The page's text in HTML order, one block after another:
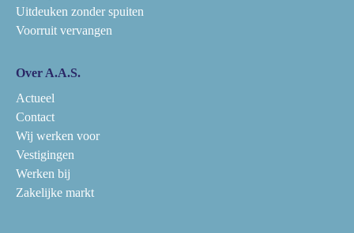
Uitdeuken zonder spuiten
Voorruit vervangen
Over A.A.S.
Actueel
Contact
Wij werken voor
Vestigingen
Werken bij
Zakelijke markt